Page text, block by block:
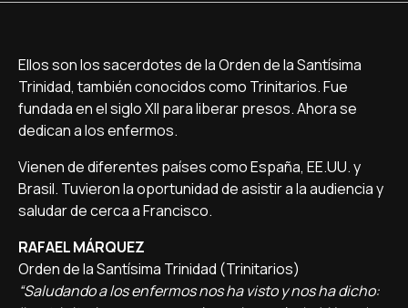
Ellos son los sacerdotes de la Orden de la Santísima
Trinidad, también conocidos como Trinitarios. Fue
fundada en el siglo XII para liberar presos. Ahora se
dedican a los enfermos.
Vienen de diferentes países como España, EE.UU. y
Brasil. Tuvieron la oportunidad de asistir a la audiencia y
saludar de cerca a Francisco.
RAFAEL MÁRQUEZ
Orden de la Santísima Trinidad (Trinitarios)
“Saludando a los enfermos nos ha visto y nos ha dicho: